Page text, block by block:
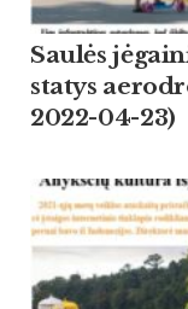
Saulės
statys
2022-04-23)